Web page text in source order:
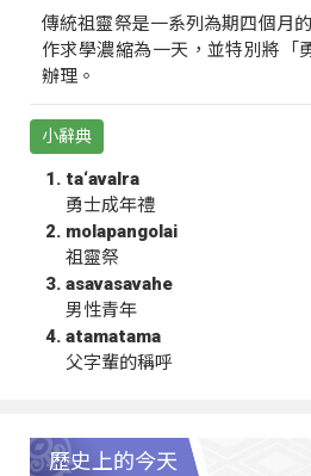
傳統祖靈祭是一系列為期四個月
作求學濃縮為一天，並特別將「
辦理。
小辭典
ta‘avalra
勇士成年禮
molapangolai
祖靈祭
asavasavahe
男性青年
atamatama
父字輩的稱呼
歷史上的今天